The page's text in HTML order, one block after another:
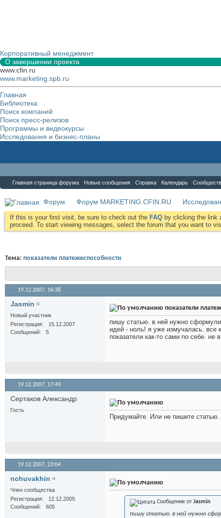
Корпоративный менеджмент
О завершении проекта
www.cfin.ru
www.marketing.spb.ru
Главная
Библиотека
Поиск компаний
Поиск пресс-релизов
Программы и видеокурсы
Исследования и бизнес-планы
Главная страница форума Новые сообщения Справка Календарь
Форум Форум MARKETING.CFIN.RU
If this is your first visit, be sure to check out the FAQ by clicking the link
proceed. To start viewing messages, select the forum that you want to
Тема: показатели платежеспособности
19.12.2007, 16:38
Jasmin
Новый участник
Регистрация
15.12.2007
Сообщений
5
показатели
пишу статью. в ней нужно
идей - ноль! я уже измучалась. все
показатели как-то сами по себе. не
19.12.2007, 17:49
Сертаков Александр
Гость
Придумайте. Или не пишите
19.12.2007, 23:04
nchuvakhin
Член сообщества
Регистрация
12.12.2005
Сообщений
605
Сообщение от Jasmin
пишу статью. в ней нужно